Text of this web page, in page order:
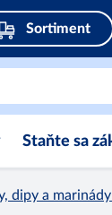
Sortiment
Staňte sa
dipy a marinády